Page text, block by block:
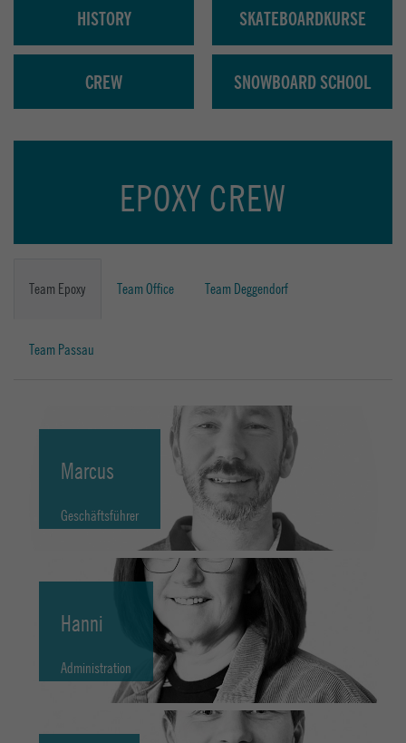
HISTORY SKATEBOARDKURSE
CREW SNOWBOARD SCHOOL
EPOXY CREW
Team Epoxy Team Office Team Deggendorf
Team Passau
Marcus
Geschäftsführer
Hanni
Administration